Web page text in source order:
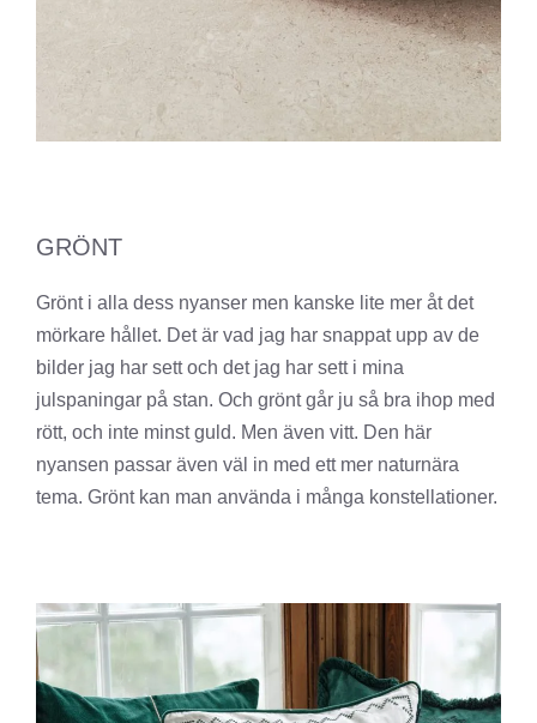
GRÖNT
Grönt i alla dess nyanser men kanske lite mer åt det
mörkare hållet. Det är vad jag har snappat upp av de
bilder jag har sett och det jag har sett i mina
julspaningar på stan. Och grönt går ju så bra ihop med
rött, och inte minst guld. Men även vitt. Den här
nyansen passar även väl in med ett mer naturnära
tema. Grönt kan man använda i många konstellationer.